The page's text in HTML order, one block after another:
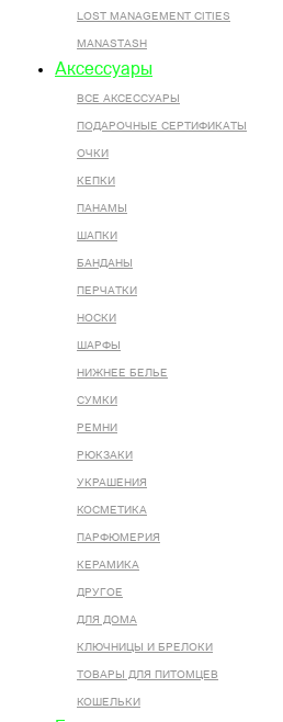
LOST MANAGEMENT CITIES
MANASTASH
Аксессуары
ВСЕ AКСЕССУАРЫ
ПОДАРОЧНЫЕ СЕРТИФИКАТЫ
ОЧКИ
КЕПКИ
ПАНАМЫ
ШАПКИ
БАНДАНЫ
ПЕРЧАТКИ
НОСКИ
ШАРФЫ
НИЖНЕЕ БЕЛЬЕ
СУМКИ
РЕМНИ
РЮКЗАКИ
УКРАШЕНИЯ
КОСМЕТИКА
ПАРФЮМЕРИЯ
КЕРАМИКА
ДРУГОЕ
ДЛЯ ДОМА
КЛЮЧНИЦЫ И БРЕЛОКИ
ТОВАРЫ ДЛЯ ПИТОМЦЕВ
КОШЕЛЬКИ